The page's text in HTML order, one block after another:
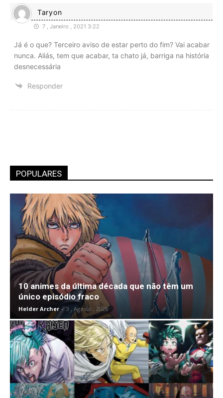
Taryon
7 , Janeiro , 2021 3:22
Já é o que? Terceiro aviso de estar perto do fim? Vai acabar
nunca. Aliás, tem que acabar, ta chato já, barriga na história
desnecessária
Responder
POPULARES
10 animes da última década que não têm um
único episódio fraco
Helder Archer - 3 , Agosto , 2026